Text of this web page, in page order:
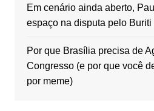
Em cenário ainda aberto,
espaço na disputa pelo Buriti
Por que Brasília precisa de
Congresso (e por que você
por meme)